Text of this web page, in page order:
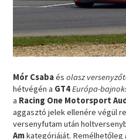
Mór Csabaésolasz
hétvégén a GT4Európa-
a Racing One Motorsport
aggasztó jelek ellenére végül
versenyfutam után
Amkategóriáját. Remélhetőleg